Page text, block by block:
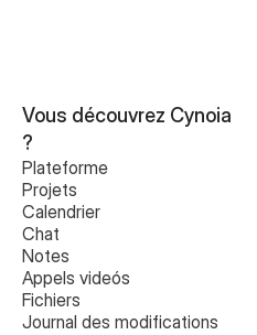
Vous découvrez Cynoia
?
Plateforme
Projets
Calendrier
Chat
Notes
Appels videós
Fichiers
Journal des modifications